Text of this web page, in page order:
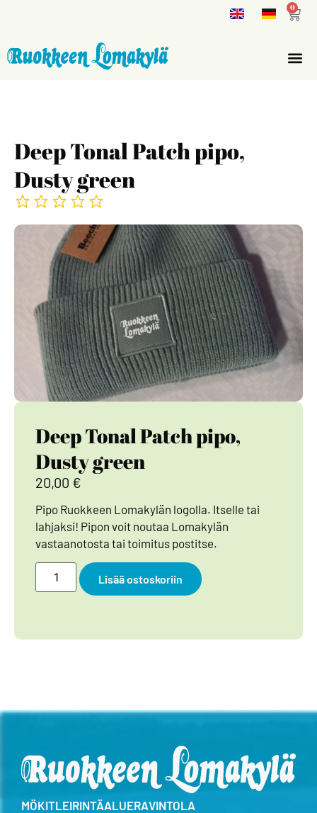
0
Deep Tonal Patch pipo,
Dusty green
Deep Tonal Patch pipo,
Dusty green
20,00 €
Pipo Ruokkeen Lomakylän logolla. Itselle tai
lahjaksi! Pipon voit noutaa Lomakylän
vastaanotosta tai toimitus postitse.
Lisää ostoskoriin
MÖKITLEIRINTÄALUERAVINTOLA